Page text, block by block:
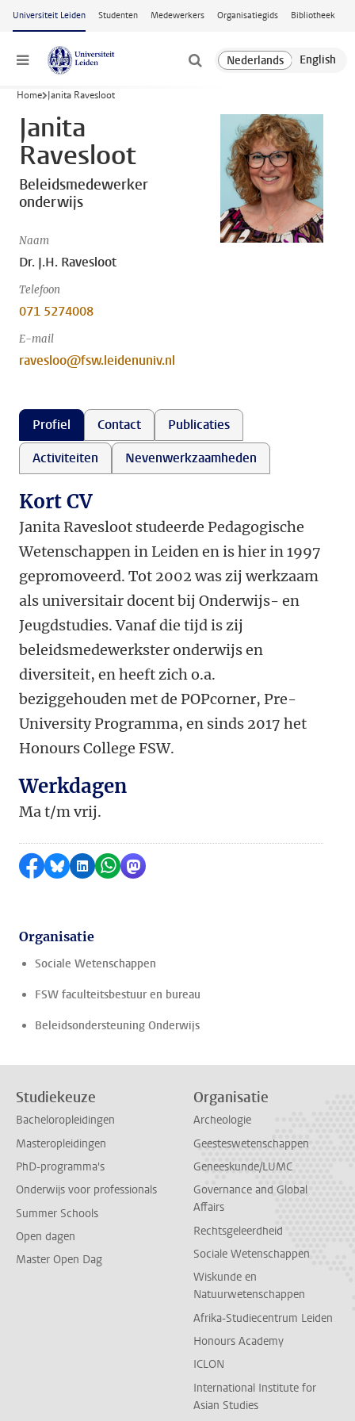
Ga naar hoofdinhoud
Universiteit Leiden Studenten Medewerkers Organisatiegids Bibliotheek
Menu
Home Janita Ravesloot
Janita
Ravesloot
Beleidsmedewerker
onderwijs
Naam
Dr. J.H. Ravesloot
Telefoon
071 5274008
E-mail
ravesloo@fsw.leidenuniv.nl
Profiel Contact
Publicaties
Activiteiten
Nevenwerkzaamheden
Kort CV
Janita Ravesloot studeerde Pedagogische
Wetenschappen in Leiden en is hier in 1997
gepromoveerd. Tot 2002 was zij werkzaam
als universitair docent bij Onderwijs- en
Jeugdstudies. Vanaf die tijd is zij
beleidsmedewerkster onderwijs en
diversiteit, en heeft zich o.a.
beziggehouden met de POPcorner, Pre-
University Programma, en sinds 2017 het
Honours College FSW.
Werkdagen
Ma t/m vrij.
Delen op Facebook
Delen via Bluesky
Delen op LinkedIn
Delen via WhatsApp
Delen via Mastodon
Organisatie
Sociale Wetenschappen
FSW faculteitsbestuur en bureau
Beleidsondersteuning Onderwijs
Studiekeuze
Bacheloropleidingen
Masteropleidingen
PhD-programma's
Onderwijs voor professionals
Summer Schools
Open dagen
Master Open Dag
Organisatie
Archeologie
Geesteswetenschappen
Geneeskunde/LUMC
Governance and Global
Affairs
Rechtsgeleerdheid
Sociale Wetenschappen
Wiskunde en
Natuurwetenschappen
Afrika-Studiecentrum Leiden
Honours Academy
ICLON
International Institute for
Asian Studies